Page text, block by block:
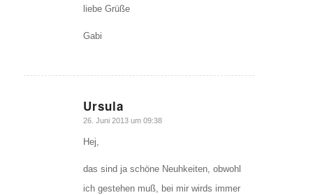
liebe Grüße
Gabi
Ursula
sagte:
26. Juni 2013 um 09:38
Hej,
das sind ja schöne Neuhkeiten, obwohl
ich gestehen muß, bei mir wirds immer